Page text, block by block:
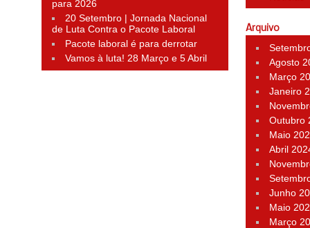
para 2026
20 Setembro | Jornada Nacional
de Luta Contra o Pacote Laboral
Pacote laboral é para derrotar
Vamos à luta! 28 Março e 5 Abril
Arquivo
Agosto
Março
Janeiro
Outubro
Maio
Abril
Junho
Maio
Março